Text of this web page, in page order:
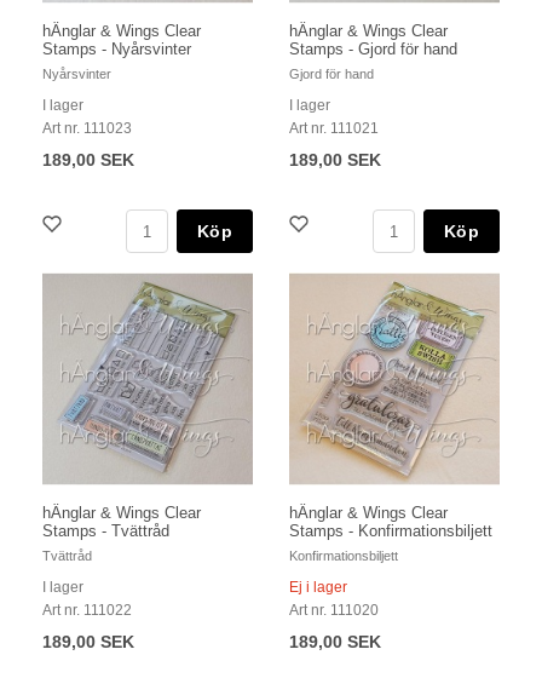
hÄnglar & Wings Clear
Stamps - Nyårsvinter
Nyårsvinter
I lager
Art nr. 111023
189,00 SEK
Köp
hÄnglar & Wings Clear
Stamps - Gjord för hand
Gjord för hand
I lager
Art nr. 111021
189,00 SEK
Köp
hÄnglar & Wings Clear
Stamps - Tvättråd
Tvättråd
I lager
Art nr. 111022
189,00 SEK
hÄnglar & Wings Clear
Stamps - Konfirmationsbiljett
Konfirmationsbiljett
Ej i lager
Art nr. 111020
189,00 SEK